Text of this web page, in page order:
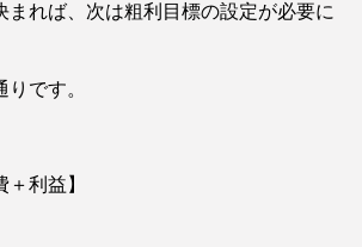
まれば、次は粗利目標の設定が必要に
です。
＋利益】